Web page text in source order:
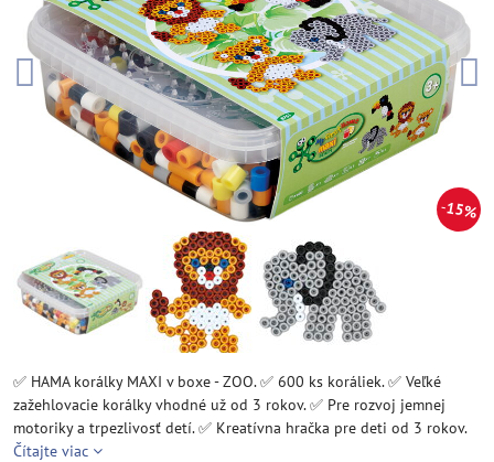
15%
✅ HAMA korálky MAXI v boxe - ZOO. ✅ 600 ks koráliek. ✅ Veľké
zažehlovacie korálky vhodné už od 3 rokov. ✅ Pre rozvoj jemnej
motoriky a trpezlivosť detí. ✅ Kreatívna hračka pre deti od 3 rokov.
Čítajte viac